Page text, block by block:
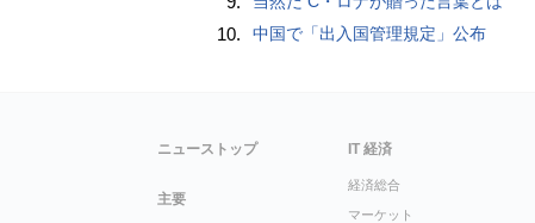
10. 中国で「出入国管理規定」公布
ニューストップ
主要
IT 経済
経済総合
マーケット